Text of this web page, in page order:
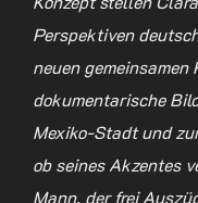
Perspektiven
neuen
dokumentarische
Mexiko-Stadt und
ob seines Akzentes
Mann, der frei